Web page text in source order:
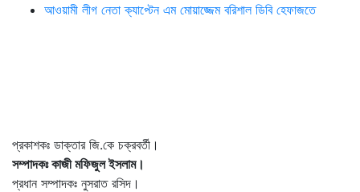
আওয়ামী লীগ নেতা ক্যাপ্টেন এম মোয়াজ্জেম বরিশাল ডিবি হেফাজতে
প্রকাশকঃ ডাক্তার জি.কে চক্রবর্তী।
সম্পাদকঃ কাজী মফিজুল ইসলাম।
প্রধান সম্পাদকঃ নুসরাত রসিদ।